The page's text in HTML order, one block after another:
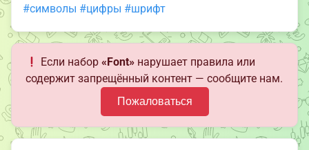
#символы #цифры #шрифт
Если набор«Font» нарушает правила или
содержит запрещённый контент — сообщите нам.
Пожаловаться